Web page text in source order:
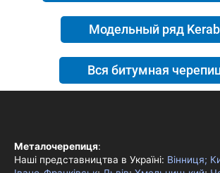
Модельный ряд
Вся битумная
Металочерепиця:
Наші представництва в Україні: Вінниця;